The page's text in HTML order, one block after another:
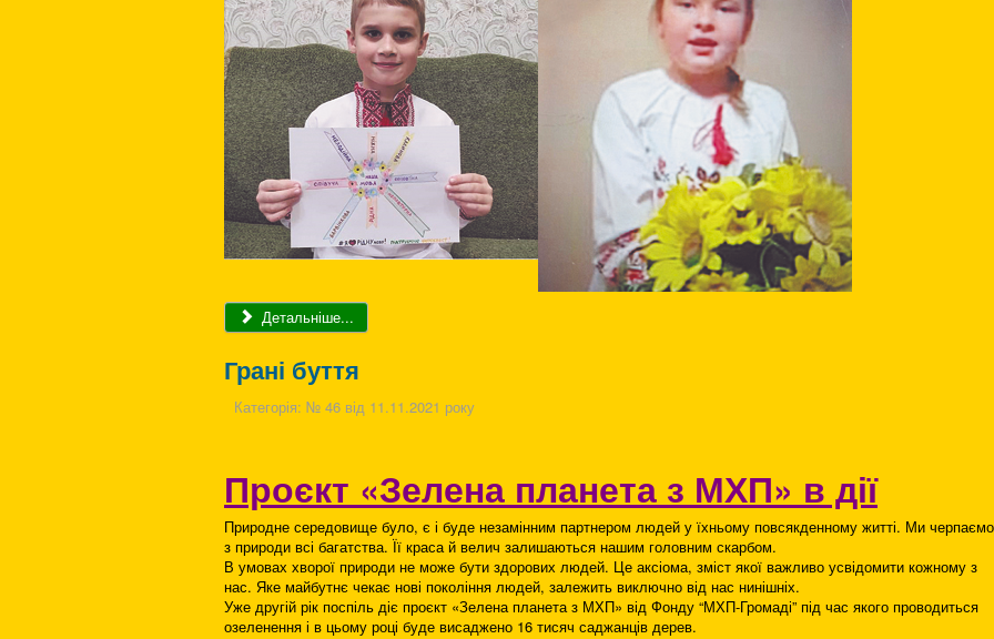
Детальніше...
Грані буття
Категорія: № 46 від 11.11.2021 року
Проєкт «Зелена планета з МХП» в дії
Природне середовище було, є і буде незамінним партнером людей у їхньому повсякденному житті. Ми черпаємо
з природи всі багатства. Її краса й велич залишаються нашим головним скарбом.
В умовах хворої природи не може бути здорових людей. Це аксіома, зміст якої важливо усвідомити кожному з
нас. Яке майбутнє чекає нові покоління людей, залежить виключно від нас нинішніх.
Уже другій рік поспіль діє проєкт «Зелена планета з МХП» від Фонду “МХП-Громаді” під час якого проводиться
озеленення і в цьому році буде висаджено 16 тисяч саджанців дерев.